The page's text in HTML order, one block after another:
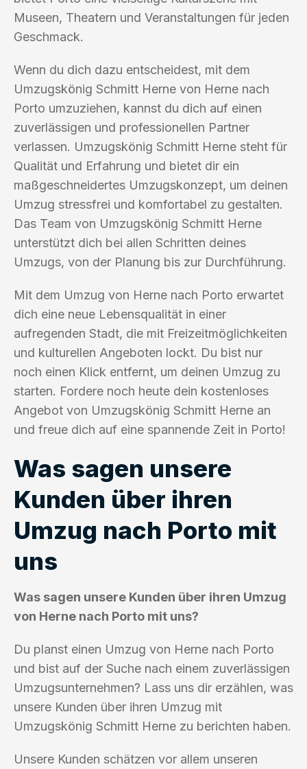
Museen, Theatern und Veranstaltungen für jeden
Geschmack.
Wenn du dich dazu entscheidest, mit dem
Umzugskönig Schmitt Herne von Herne nach
Porto umzuziehen, kannst du dich auf einen
zuverlässigen und professionellen Partner
verlassen. Umzugskönig Schmitt Herne steht für
Qualität und Erfahrung und bietet dir ein
maßgeschneidertes Umzugskonzept, um deinen
Umzug stressfrei und komfortabel zu gestalten.
Das Team von Umzugskönig Schmitt Herne
unterstützt dich bei allen Schritten deines
Umzugs, von der Planung bis zur Durchführung.
Mit dem Umzug von Herne nach Porto erwartet
dich eine neue Lebensqualität in einer
aufregenden Stadt, die mit Freizeitmöglichkeiten
und kulturellen Angeboten lockt. Du bist nur
noch einen Klick entfernt, um deinen Umzug zu
starten. Fordere noch heute dein kostenloses
Angebot von Umzugskönig Schmitt Herne an
und freue dich auf eine spannende Zeit in Porto!
Was sagen unsere
Kunden über ihren
Umzug nach Porto mit
uns
Was sagen unsere Kunden über ihren Umzug
von Herne nach Porto mit uns?
Du planst einen Umzug von Herne nach Porto
und bist auf der Suche nach einem zuverlässigen
Umzugsunternehmen? Lass uns dir erzählen, was
unsere Kunden über ihren Umzug mit
Umzugskönig Schmitt Herne zu berichten haben.
Unsere Kunden schätzen vor allem unseren